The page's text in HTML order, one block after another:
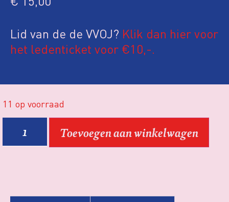
Lid van de de VVOJ? Klik dan hier voor
het ledenticket voor €10,-.
11 op voorraad
Toevoegen aan winkelwagen